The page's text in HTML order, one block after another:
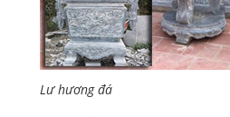
Lư hương đá